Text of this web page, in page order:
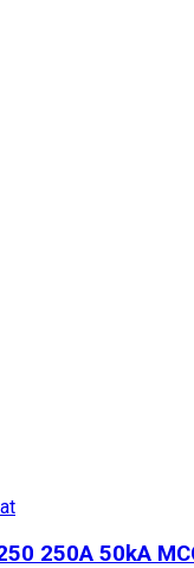
250A 50kA